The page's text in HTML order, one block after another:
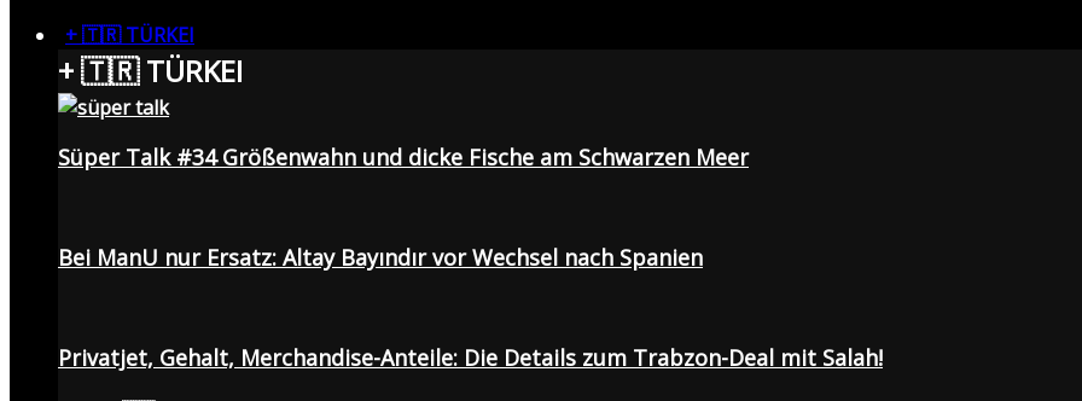
+ 🇹🇷 TÜRKEI
+ 🇹🇷 TÜRKEI
Süper Talk #34 Größenwahn und dicke Fische am Schwarzen Meer
Bei ManU nur Ersatz: Altay Bayındır vor Wechsel nach Spanien
Privatjet, Gehalt, Merchandise-Anteile: Die Details zum Trabzon-Deal mit Salah!